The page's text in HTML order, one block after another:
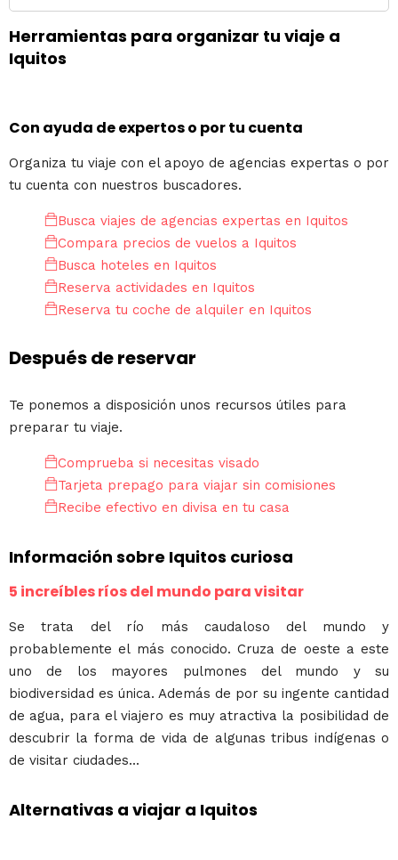
Herramientas para organizar tu viaje a
Iquitos
Con ayuda de expertos o por tu cuenta
Organiza tu viaje con el apoyo de agencias expertas o por
tu cuenta con nuestros buscadores.
Busca viajes de agencias expertas en Iquitos
Compara precios de vuelos a Iquitos
Busca hoteles en Iquitos
Reserva actividades en Iquitos
Reserva tu coche de alquiler en Iquitos
Después de reservar
Te ponemos a disposición unos recursos útiles para
preparar tu viaje.
Comprueba si necesitas visado
Tarjeta prepago para viajar sin comisiones
Recibe efectivo en divisa en tu casa
Información sobre Iquitos curiosa
5 increíbles ríos del mundo para visitar
Se trata del río más caudaloso del mundo y
probablemente el más conocido. Cruza de oeste a este
uno de los mayores pulmones del mundo y su
biodiversidad es única. Además de por su ingente cantidad
de agua, para el viajero es muy atractiva la posibilidad de
descubrir la forma de vida de algunas tribus indígenas o
de visitar ciudades...
Alternativas a viajar a Iquitos